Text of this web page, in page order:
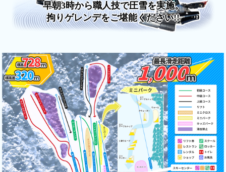
早朝3時から職人技で圧雪を実施。
拘りゲレンデをご堪能ください!!